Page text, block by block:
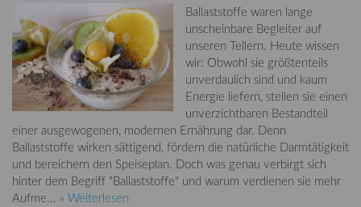
Ballaststoffe waren lange
unscheinbare Begleiter auf
unseren Tellern. Heute wissen
wir: Obwohl sie größtenteils
unverdaulich sind und kaum
Energie liefern, stellen sie einen
unverzichtbaren Bestandteil
einer ausgewogenen, modernen Ernährung dar. Denn
Ballaststoffe wirken sättigend, fördern die natürliche Darmtätigkeit
und bereichern den Speiseplan. Doch was genau verbirgt sich
hinter dem Begriff "Ballaststoffe" und warum verdienen sie mehr
Aufme... » Weiterlesen